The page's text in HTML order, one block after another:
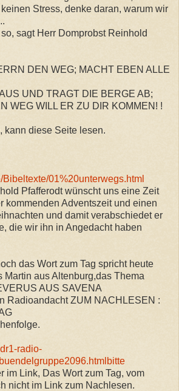
Stress, denke daran, warum wir
sagt Herr Domprobst Reinhold
DEN WEG; MACHT EBEN ALLE
UND TRAGT DIE BERGE AB;
WEG WILL ER ZU DIR KOMMEN! !
kann diese Seite lesen.
01%20unterwegs.html
Pfafferodt wünscht uns eine Zeit
kommenden Adventszeit und einen
und damit verabschiedet er
die wir ihn in Angedacht haben
das Wort zum Tag spricht heute
Martin aus Altenburg,das Thema
AUS SAVENA
Radioandacht ZUM NACHLESEN :
radio-
im Link, Das Wort zum Tag, vom
nicht im Link zum Nachlesen.